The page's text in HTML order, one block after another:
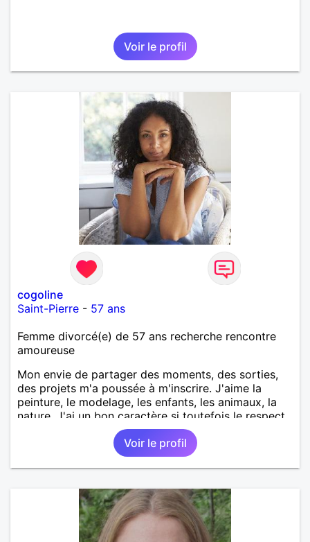
Voir le profil
cogoline
Saint-Pierre - 57 ans
Femme divorcé(e) de 57 ans recherche rencontre
amoureuse
Mon envie de partager des moments, des sorties,
des projets m'a poussée à m'inscrire. J'aime la
peinture, le modelage, les enfants, les animaux, la
nature. J'ai un bon caractère si toutefois le respect
est de la partie. Le sens de l'humour est
indispensable, mais aussi la tolérance et la
bienveillance. Si vous partagez mes valeurs alors
faites moi signe !
Voir le profil